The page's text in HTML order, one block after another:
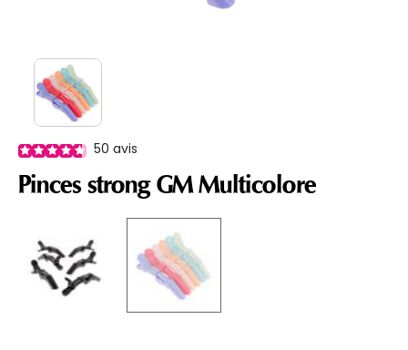
50 avis
Pinces strong GM Multicolore
selected